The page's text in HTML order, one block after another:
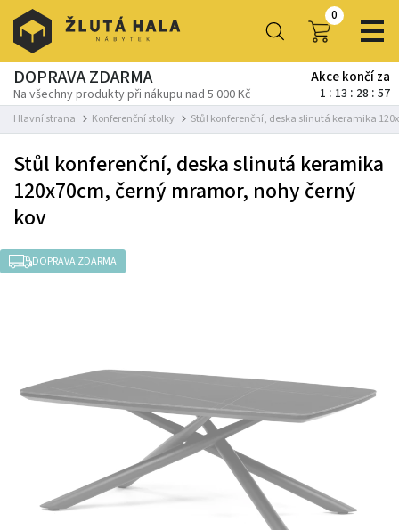
0
DOPRAVA ZDARMA
Na všechny produkty při nákupu nad 5 000 Kč
Akce končí za
1 13 28 56
Hlavní strana Konferenční stolky Stůl konferenční, deska slinutá keramika
Stůl konferenční, deska slinutá keramika
120x70cm, černý mramor, nohy černý
kov
DOPRAVA ZDARMA